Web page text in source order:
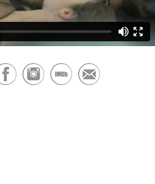
CONTACT